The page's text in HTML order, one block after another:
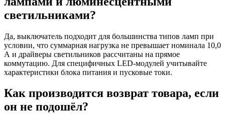
светильниками?
Да, выключатель подходит для большинства типов ламп при
условии, что суммарная нагрузка не превышает номинала 10,0
А и драйверы светильников рассчитаны на прямое
коммутацию. Для специфичных LED-модулей учитывайте
характеристики блока питания и пусковые токи.
Как производится возврат товара, если
он не подошёл?